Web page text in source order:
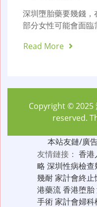
深圳墮胎藥要幾錢，
部分女性可能會面
Read More
Copyright © 2025
reserved.
本站友鏈/廣
友情鏈接： 香港
略 深圳性病檢查
幾耐家計會終止
港藥流香港堕胎
手術家計會婦科